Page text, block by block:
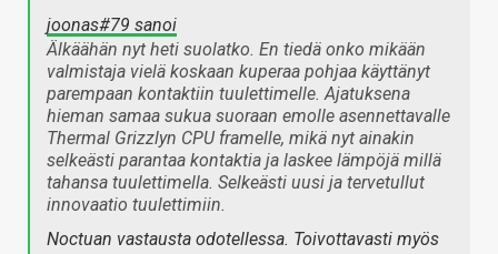
joonas#79 sanoi
Älkäähän nyt heti suolatko. En tiedä onko mikään
valmistaja vielä koskaan kuperaa pohjaa käyttänyt
parempaan kontaktiin tuulettimelle. Ajatuksena
hieman samaa sukua suoraan emolle asennettavalle
Thermal Grizzlyn CPU framelle, mikä nyt ainakin
selkeästi parantaa kontaktia ja laskee lämpöjä millä
tahansa tuulettimella. Selkeästi uusi ja tervetullut
innovaatio tuulettimiin.
Noctuan vastausta odotellessa. Toivottavasti myös